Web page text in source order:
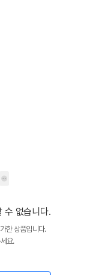
수 없습니다.
한 상품입니다.
요.